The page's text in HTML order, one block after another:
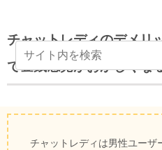
チャットレディのデメリ
で金銭感覚がおかしくな
チャットレディは男性ユーザ